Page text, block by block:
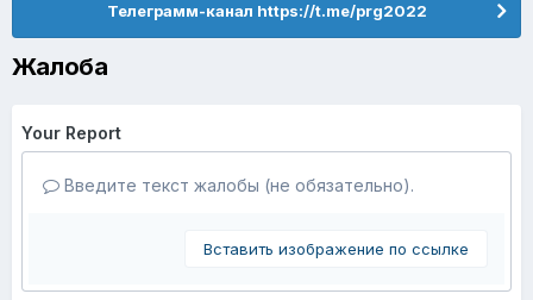
Телеграмм-канал https://t.me/prg2022
Жалоба
Your Report
Введите текст жалобы (не обязательно).
Вставить изображение по ссылке